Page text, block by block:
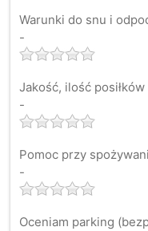
Warunki do snu i
-
Jakość, ilość
-
Pomoc przy
-
Oceniam parking